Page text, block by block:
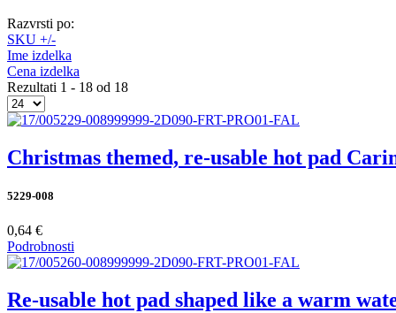
Razvrsti po:
SKU +/-
Ime izdelka
Cena izdelka
Rezultati 1 - 18 od 18
Christmas themed, re-usable hot pad
5229-008
0,64 €
Podrobnosti
Re-usable hot pad shaped like a warm